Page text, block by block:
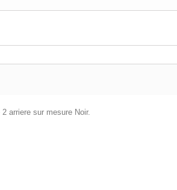
arriere sur mesure Noir.